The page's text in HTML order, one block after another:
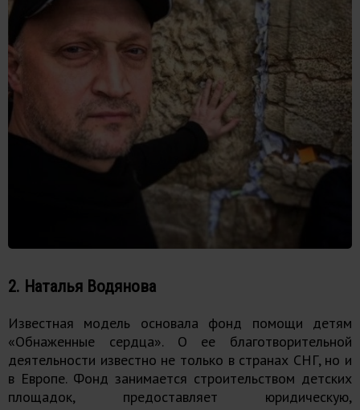
2. Наталья Водянова
Известная модель основала фонд помощи детям
«Обнаженные сердца». О ее благотворительной
деятельности известно не только в странах СНГ, но и
в Европе. Фонд занимается строительством детских
площадок, предоставляет юридическую,